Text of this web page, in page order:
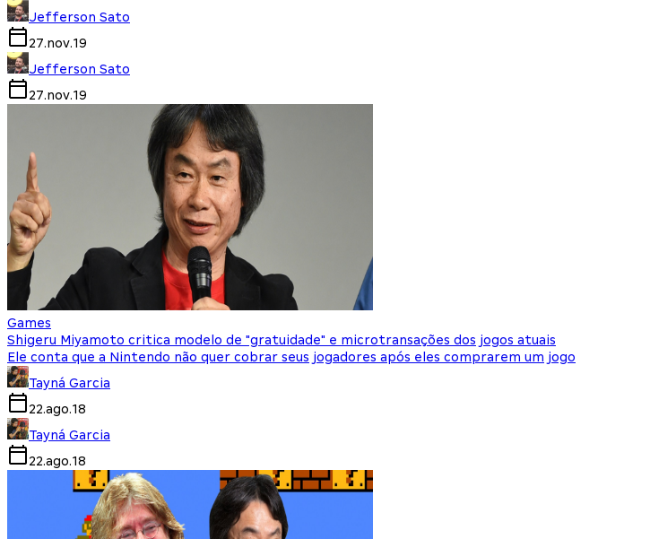
Jefferson Sato
27.nov.19
Jefferson Sato
27.nov.19
Games
Shigeru Miyamoto critica modelo de "gratuidade" e microtransações dos jogos atuais
Ele conta que a Nintendo não quer cobrar seus jogadores após eles comprarem um jogo
Tayná Garcia
22.ago.18
Tayná Garcia
22.ago.18